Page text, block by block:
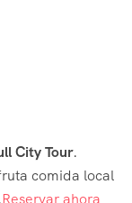
City Tour.
comida local
Reservar ahora